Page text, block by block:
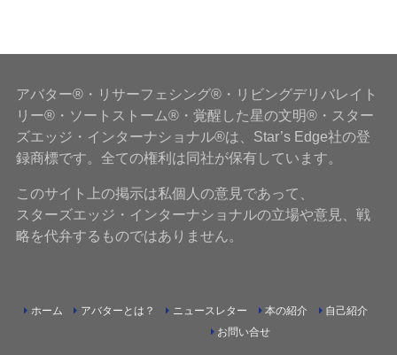
アバター®・リサーフェシング®・リビングデリバレイト
リー®・ソートストーム®・覚醒した星の文明®・スター
ズエッジ・インターナショナル®は、Star’s Edge社の登
録商標です。全ての権利は同社が保有しています。
このサイト上の掲示は私個人の意見であって、
スターズエッジ・インターナショナルの立場や意見、戦
略を代弁するものではありません。
ホーム アバターとは？ ニュースレター 本の紹介
自己紹介
お問い合せ